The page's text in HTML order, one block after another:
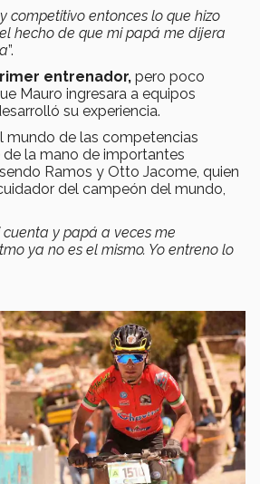
competitivo entonces lo que hizo
hecho de que mi papá me dijera
”.
entrenador, pero poco
Mauro ingresara a equipos
su experiencia.
mundo de las competencias
de la mano de importantes
Ramos y Otto Jacome, quien
del campeón del mundo,
cuenta y papá a veces me
ya no es el mismo. Yo entreno lo